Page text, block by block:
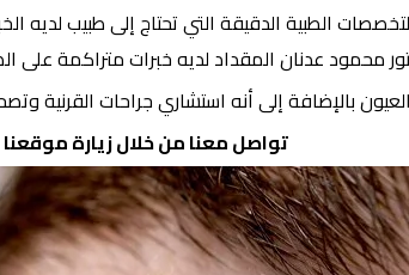
الطبية الدقيقة التي تحتاج إلى طبيب لديه
محمود عدنان المقداد لديه خبرات متراكمة
بالإضافة إلى أنه استشاري جراحات القرنية
تواصل معنا من خلال زيارةموقعنا